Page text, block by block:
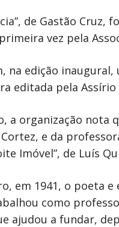
de Gastão
vez pela
na edição
editada pela Assírio
a organização nota
e da
Imóvel”, de Luís
em 1941, o poeta
como
ajudou a fundar,